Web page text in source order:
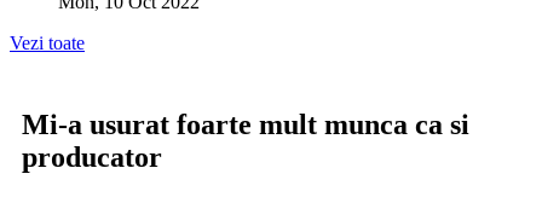
Vezi toate
Mi-a usurat foarte mult munca ca si
producator